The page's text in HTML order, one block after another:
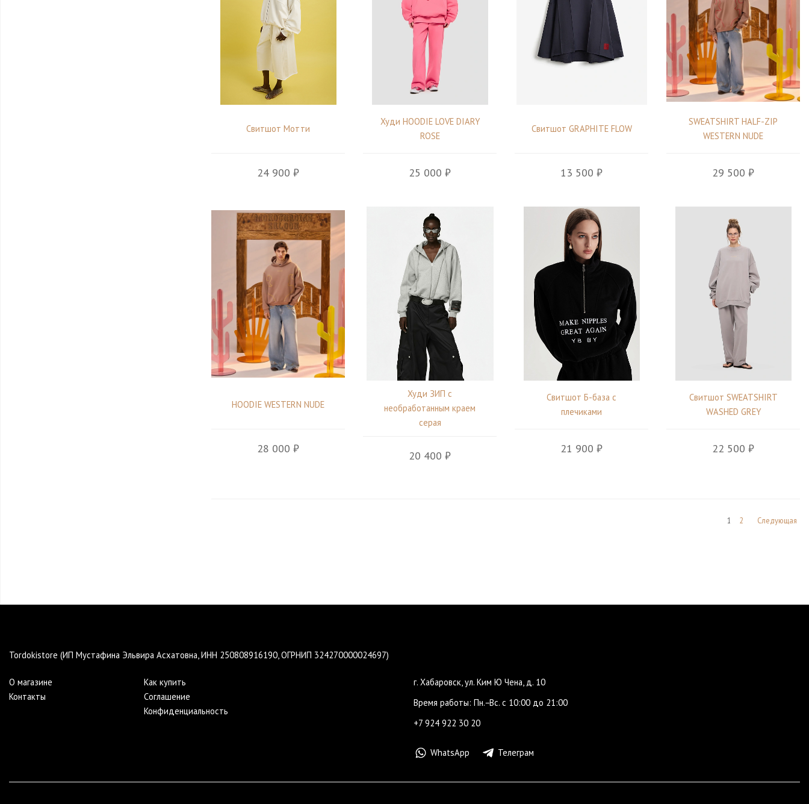
Свитшот Мотти
24 900 ₽
Худи HOODIE LOVE DIARY
ROSE
25 000 ₽
Свитшот GRAPHITE FLOW
13 500 ₽
SWEATSHIRT HALF-ZIP
WESTERN NUDE
29 500 ₽
HOODIE WESTERN NUDE
28 000 ₽
Худи ЗИП с
необработанным краем
серая
20 400 ₽
Свитшот Б-база с
плечиками
21 900 ₽
Свитшот SWEATSHIRT
WASHED GREY
22 500 ₽
1 2 Следующая
Tordokistore (ИП Мустафина Эльвира Асхатовна, ИНН 250808916190, ОГРНИП 324270000024697)
О магазине
Контакты
Как купить
Cоглашение
Конфиденциальность
г. Хабаровск, ул. Ким Ю Чена, д. 10
Время работы: Пн.−Вс. с 10:00 до 21:00
+7 924 922 30 20
WhatsApp Телеграм